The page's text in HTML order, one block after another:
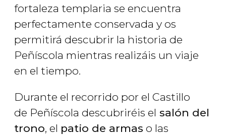
fortaleza templaria se encuentra
perfectamente conservada y os
permitirá descubrir la historia de
Peñíscola mientras realizáis un viaje
en el tiempo.
Durante el recorrido por el Castillo
de Peñíscola descubriréis el salón del
trono, el patio de armas o las